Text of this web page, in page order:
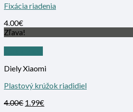
Fixácia riadenia
4.00€
Zľava!
Diely Xiaomi
Plastový krúžok riadidiel
4.00€ 1.99€